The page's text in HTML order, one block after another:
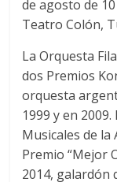
de agosto de
Teatro Colón,
La Orquesta
dos Premios
orquesta
1999 y en
Musicales de
Premio “Mejor
2014, galardón